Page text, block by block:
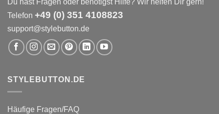
Du hast Fragen oder benötigst Hilfe? Wir helfen Dir gern!
Telefon +49 (0) 351 4108823
support@stylebutton.de
STYLEBUTTON.DE
Häufige Fragen/FAQ